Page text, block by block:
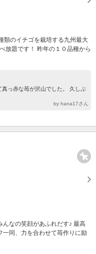
のイチゴを栽培する九州最大
放題です！ 昨年の１０品種から
っ赤な苺が沢山でした。 久しぶ
by hana17さん
なの笑顔があふれだす♪ 最高
一同、力を合わせて苺作りに励